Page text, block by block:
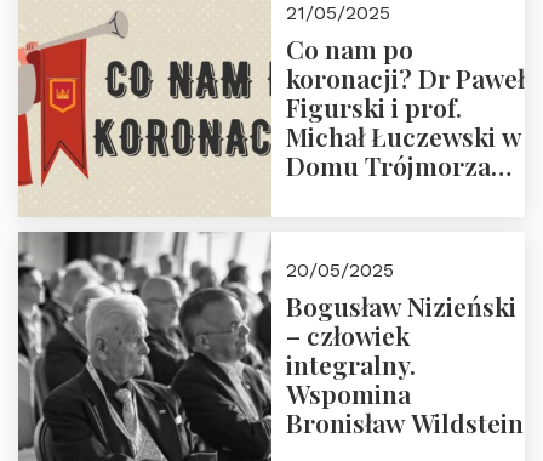
Zapraszamy do
zapisów.
21/05/2025
Co nam po
koronacji? Dr Paweł
Figurski i prof.
Michał Łuczewski w
Domu Trójmorza
20/05/2025
Bogusław Nizieński
– człowiek
integralny.
Wspomina
Bronisław Wildstein